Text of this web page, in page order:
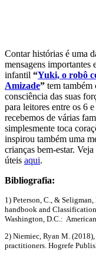
Contar histórias é uma
mensagens
infantil “Yuki, o robô
Amizade” tem também
consciência das suas
para leitores entre os 6
recebemos de várias
simplesmente toca
inspirou também uma
crianças bem-estar.
úteis aqui.
Bibliografia:
1) Peterson, C., &
handbook and
Washington, D.C.:
2) Niemiec, Ryan M.
practitioners. Hogrefe